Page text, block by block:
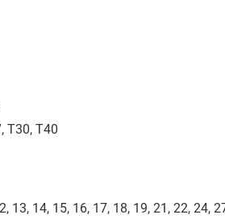
T30, T40
14, 15, 16, 17, 18, 19, 21, 22, 24,